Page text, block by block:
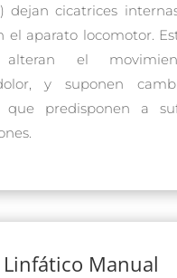
dejan cicatrices
el aparato locomotor.
alteran el
y suponen
que predisponen a
Manual